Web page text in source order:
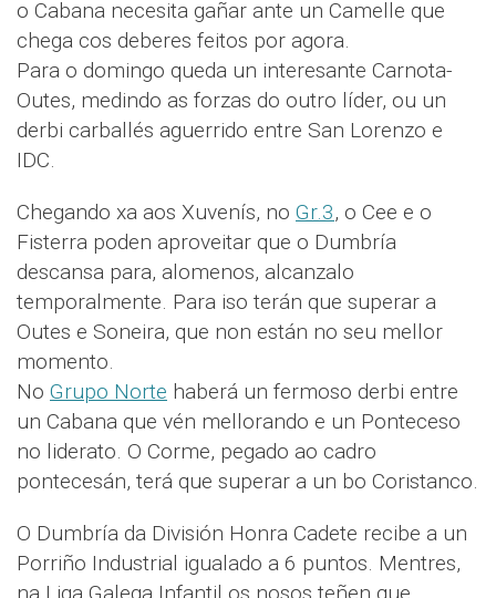
o Cabana necesita gañar ante un Camelle que
chega cos deberes feitos por agora.
Para o domingo queda un interesante Carnota-
Outes, medindo as forzas do outro líder, ou un
derbi carballés aguerrido entre San Lorenzo e
IDC.
Chegando xa aos Xuvenís, no Gr.3, o Cee e o
Fisterra poden aproveitar que o Dumbría
descansa para, alomenos, alcanzalo
temporalmente. Para iso terán que superar a
Outes e Soneira, que non están no seu mellor
momento.
No Grupo Norte haberá un fermoso derbi entre
un Cabana que vén mellorando e un Ponteceso
no liderato. O Corme, pegado ao cadro
pontecesán, terá que superar a un bo Coristanco.
O Dumbría da División Honra Cadete recibe a un
Porriño Industrial igualado a 6 puntos. Mentres,